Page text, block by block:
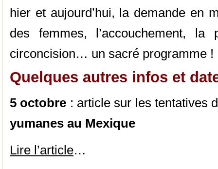
hier et aujourd’hui, la demande en
des femmes, l’accouchement, la
circoncision… un sacré programme !
Quelques autres infos et
5 octobre : article sur les tentatives
yumanes au Mexique
Lire l’article…